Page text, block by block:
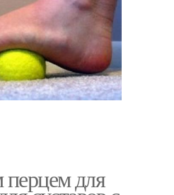
для